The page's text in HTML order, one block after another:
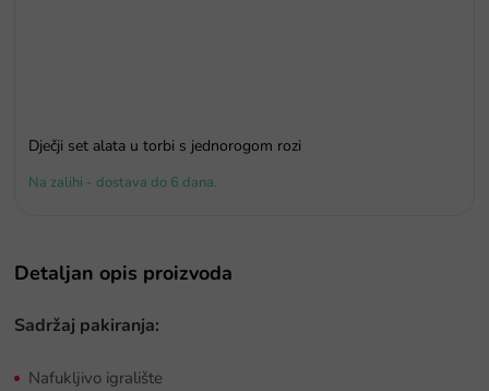
Dječji set alata u torbi s jednorogom rozi
Na zalihi - dostava do 6 dana.
Detaljan opis proizvoda
Sadržaj pakiranja:
Nafukljivo igralište